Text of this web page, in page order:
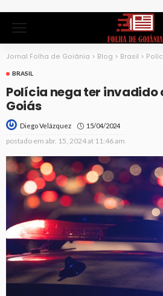
Jornal Folha de Goiânia > Blog > Brasil >
BRASIL
Polícia nega ter invadido
Goiás
Diego Velázquez 15/04/2024
postado em abr. 15, 2024 at 11:46 am